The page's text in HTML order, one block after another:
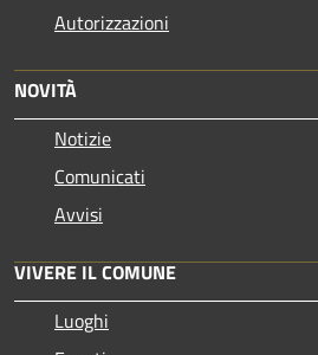
Autorizzazioni
NOVITÀ
Notizie
Comunicati
Avvisi
VIVERE IL COMUNE
Luoghi